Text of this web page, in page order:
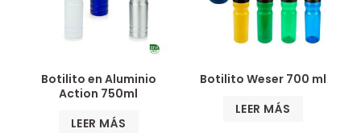
Botilito en Aluminio
Action 750ml
LEER MÁS
Botilito Weser 700 ml
LEER MÁS